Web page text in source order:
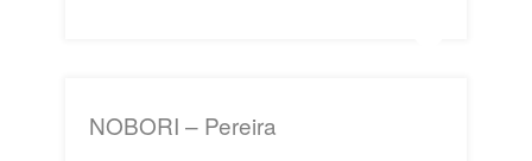
NOBORI – Pereira